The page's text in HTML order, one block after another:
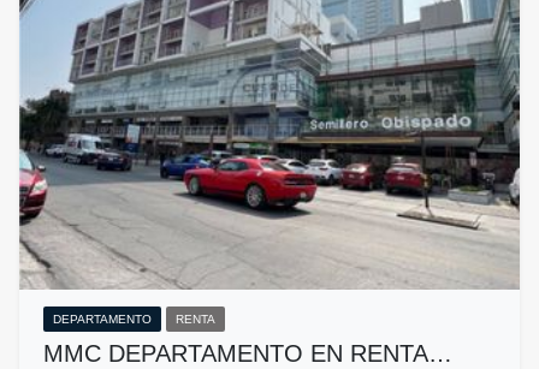
DEPARTAMENTO RENTA
MMC DEPARTAMENTO EN RENTA…